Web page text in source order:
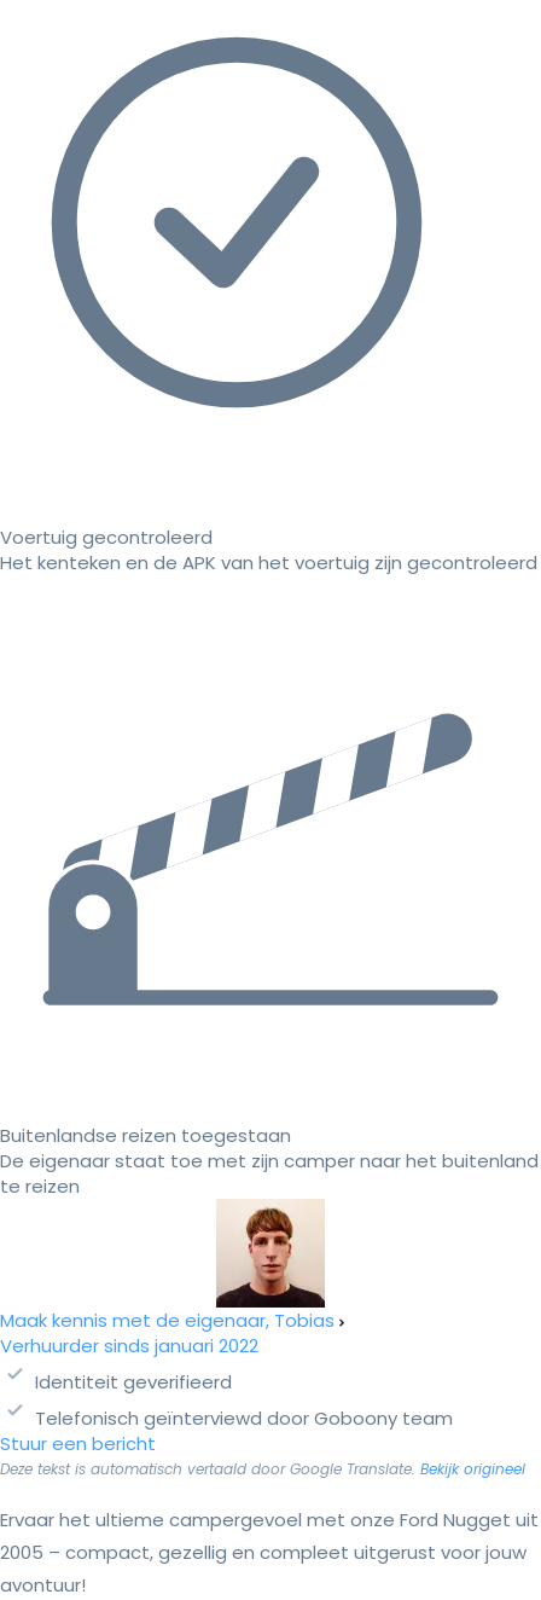
Voertuig gecontroleerd
Het kenteken en de APK van het voertuig zijn gecontroleerd
Buitenlandse reizen toegestaan
De eigenaar staat toe met zijn camper naar het buitenland
te reizen
Maak kennis met de eigenaar, Tobias
Verhuurder sinds januari 2022
Identiteit geverifieerd
Telefonisch geïnterviewd door Goboony team
Stuur een bericht
Deze tekst is automatisch vertaald door Google Translate. Bekijk origineel
Ervaar het ultieme campergevoel met onze Ford Nugget uit
2005 – compact, gezellig en compleet uitgerust voor jouw
avontuur!